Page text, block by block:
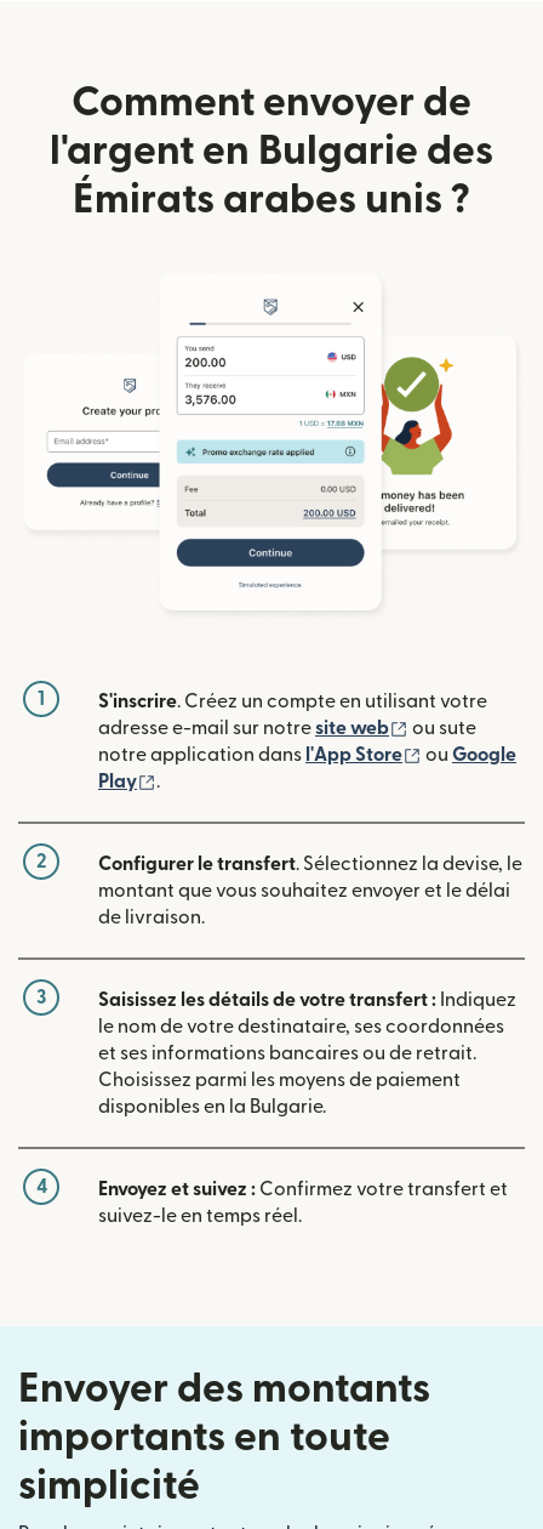
Comment envoyer de
l'argent en Bulgarie des
Émirats arabes unis ?
1 S'inscrire. Créez un compte en utilisant votre
adresse e-mail sur notresite web (s'ouvre dans
ou sute
notre application dans l'App Store (s'ouvre
ou Google
Play
(s'ouvre dans une nouvelle fenêtre)
.
2 Configurer le transfert. Sélectionnez la devise, le
montant que vous souhaitez envoyer et le délai
de livraison.
3 Saisissez les détails de votre transfert : Indiquez
le nom de votre destinataire, ses coordonnées
et ses informations bancaires ou de retrait.
Choisissez parmi les moyens de paiement
disponibles en la Bulgarie.
4 Envoyez et suivez : Confirmez votre transfert et
suivez-le en temps réel.
Envoyer des montants
importants en toute
simplicité